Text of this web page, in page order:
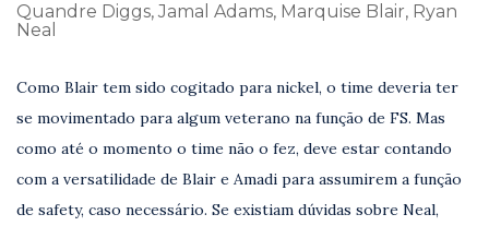
Quandre Diggs, Jamal Adams, Marquise Blair, Ryan
Neal
Como Blair tem sido cogitado para nickel, o time deveria ter
se movimentado para algum veterano na função de FS. Mas
como até o momento o time não o fez, deve estar contando
com a versatilidade de Blair e Amadi para assumirem a função
de safety, caso necessário. Se existiam dúvidas sobre Neal,